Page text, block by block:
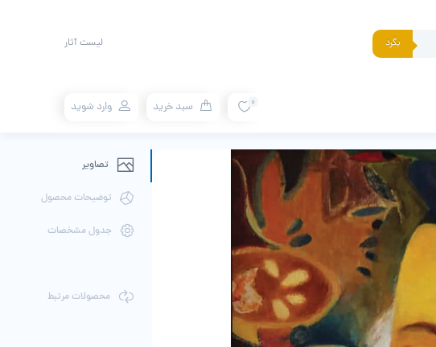
بگرد لیست آثار
0 سبد خرید وارد شوید
تصاویر
توضیحات محصول
جدول مشخصات
محصولات مرتبط